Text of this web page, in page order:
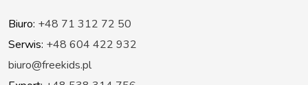
Biuro: +48 71 312 72 50
Serwis: +48 604 422 932
biuro@freekids.pl